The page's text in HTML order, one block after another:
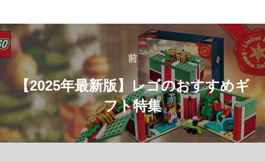
投
稿
ナ
ビ
ゲ
前
前
【2025年最新版】レゴのおすすめギ
フト特集